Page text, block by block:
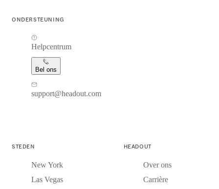
ONDERSTEUNING
Helpcentrum
Bel ons
support@headout.com
STEDEN
New York
Las Vegas
HEADOUT
Over ons
Carrière